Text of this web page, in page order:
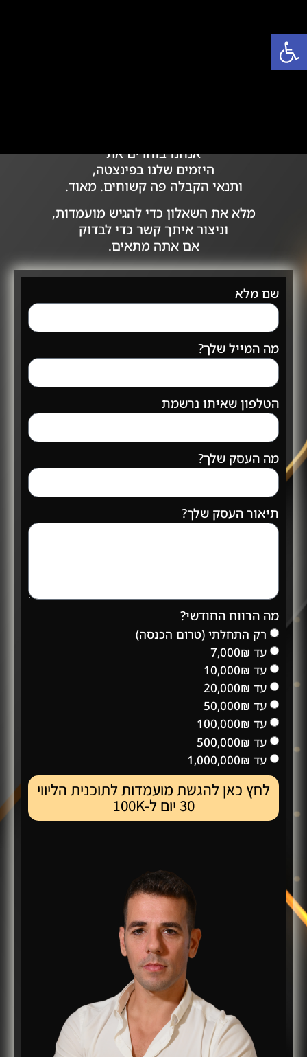
פתח סרגל נגישות
אנחנו בוחרים את
היזמים שלנו בפינצטה,
ותנאי הקבלה פה קשוחים. מאוד.
מלא את השאלון כדי להגיש מועמדות,
וניצור איתך קשר כדי לבדוק
אם אתה מתאים.
שם מלא
מה המייל שלך?
הטלפון שאיתו נרשמת
מה העסק שלך?
תיאור העסק שלך?
מה הרווח החודשי?
רק התחלתי (טרום הכנסה)
עד 7,000₪
עד 10,000₪
עד 20,000₪
עד 50,000₪
עד 100,000₪
עד 500,000₪
עד 1,000,000₪
לחץ כאן להגשת מועמדות לתוכנית הליווי
30 יום ל-100K